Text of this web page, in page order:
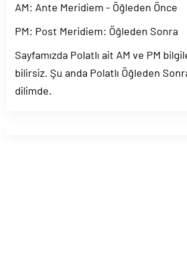
AM: Ante Meridiem - Öğleden Önce
PM: Post Meridiem: Öğleden Sonra
Sayfamızda Polatlı ait AM ve PM
bilirsiz. Şu anda Polatlı Öğleden
dilimde.